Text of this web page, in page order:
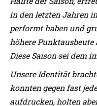
in den letzten Jahren
performt haben und
höhere
Diese Saison sei dem
Unsere Identität
konnten gegen fast
aufdrucken, holten